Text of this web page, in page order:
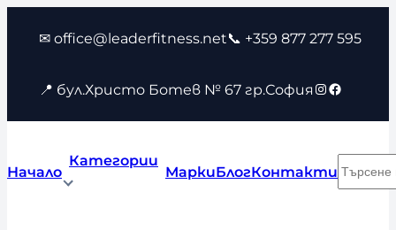
съдържанието
✉ office@leaderfitness.net📞 +359 877 277 595
📍 бул.Христо Ботев № 67 гр.София Instagram
Facebook
Начало
Категории
МаркиБлогКонтакти